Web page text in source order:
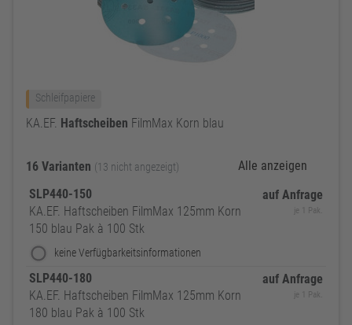
Schleifpapiere
KA.EF. Haftscheiben FilmMax Korn blau
16 Varianten (13 nicht angezeigt)
Alle anzeigen
SLP440-150
KA.EF. Haftscheiben FilmMax 125mm Korn
150 blau Pak à 100 Stk
keine Verfügbarkeitsinformationen
auf Anfrage
je 1 Pak.
SLP440-180
KA.EF. Haftscheiben FilmMax 125mm Korn
180 blau Pak à 100 Stk
auf Anfrage
je 1 Pak.